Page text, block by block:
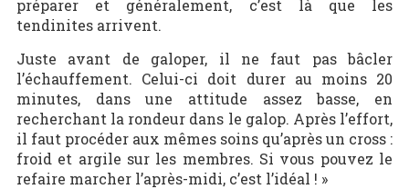
préparer et généralement, c’est là que les
tendinites arrivent.
Juste avant de galoper, il ne faut pas bâcler
l’échauffement. Celui-ci doit durer au moins 20
minutes, dans une attitude assez basse, en
recherchant la rondeur dans le galop. Après l’effort,
il faut procéder aux mêmes soins qu’après un cross :
froid et argile sur les membres. Si vous pouvez le
refaire marcher l’après-midi, c’est l’idéal ! »